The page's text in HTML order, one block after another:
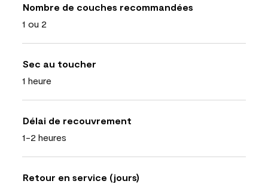
Nombre de couches recommandées
1 ou 2
Sec au toucher
1 heure
Délai de recouvrement
1-2 heures
Retour en service (jours)